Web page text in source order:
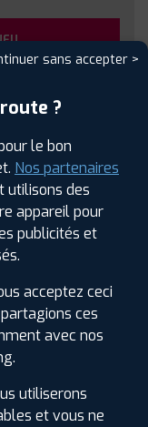
sans accepter >
?
le bon
Nos partenaires
utilisons des
appareil pour
publicités et
acceptez ceci
ces
avec nos
utiliserons
et vous ne